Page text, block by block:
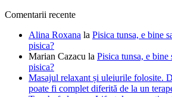
Comentarii recente
Alina Roxana la Pisica tunsa, e bine
pisica?
Marian Cazacu la Pisica tunsa, e
pisica?
Masajul relaxant și uleiurile folosite.
poate fi complet diferită de la un